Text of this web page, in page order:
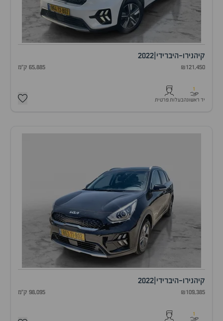
קיהנירו-היברידי 2022
₪121,450 65,885 ק"מ
1
יד ראשונהבעלות פרטית
קיהנירו-היברידי 2022
₪109,385 98,095 ק"מ
1